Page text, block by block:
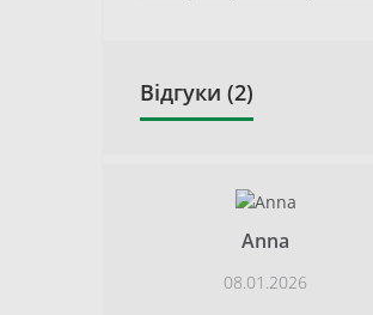
Відгуки (2)
Anna
08.01.2026